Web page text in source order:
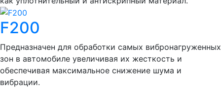
F200
Предназначен для обработки самых вибронагруженных
зон в автомобиле увеличивая их жесткость и
обеспечивая максимальное снижение шума и
вибрации.